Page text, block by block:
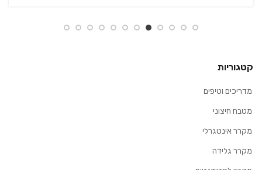
קטגוריות
מדריכים וטיפים
מטבח חיצוני
מקרר אינטגרלי
מקרר גלידה